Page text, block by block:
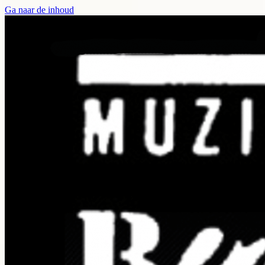
Ga naar de inhoud